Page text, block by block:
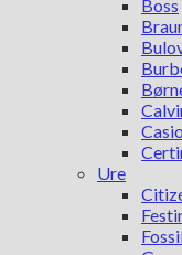
Boss
Casio
Ure